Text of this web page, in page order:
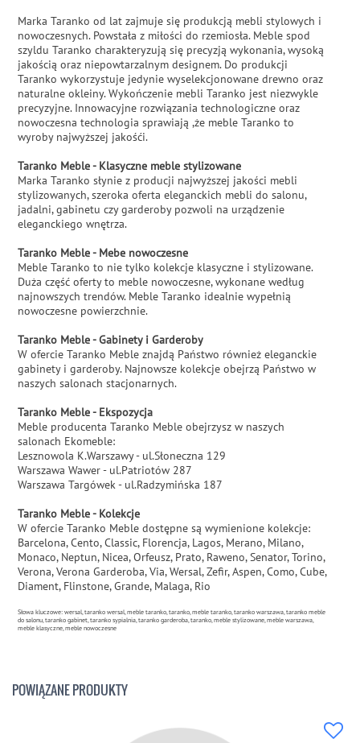
Marka Taranko od lat zajmuje się produkcją mebli stylowych i
nowoczesnych. Powstała z miłości do rzemiosła. Meble spod
szyldu Taranko charakteryzują się precyzją wykonania, wysoką
jakością oraz niepowtarzalnym designem. Do produkcji
Taranko wykorzystuje jedynie wyselekcjonowane drewno oraz
naturalne okleiny. Wykończenie mebli Taranko jest niezwykle
precyzyjne. Innowacyjne rozwiązania technologiczne oraz
nowoczesna technologia sprawiają ,że meble Taranko to
wyroby najwyższej jakośći.
Taranko Meble - Klasyczne meble stylizowane
Marka Taranko słynie z producji najwyższej jakości mebli
stylizowanych, szeroka oferta eleganckich mebli do salonu,
jadalni, gabinetu czy garderoby pozwoli na urządzenie
eleganckiego wnętrza.
Taranko Meble - Mebe nowoczesne
Meble Taranko to nie tylko kolekcje klasyczne i stylizowane.
Duża część oferty to meble nowoczesne, wykonane według
najnowszych trendów. Meble Taranko idealnie wypełnią
nowoczesne powierzchnie.
Taranko Meble - Gabinety i Garderoby
W ofercie Taranko Meble znajdą Państwo również eleganckie
gabinety i garderoby. Najnowsze kolekcje obejrzą Państwo w
naszych salonach stacjonarnych.
Taranko Meble - Ekspozycja
Meble producenta Taranko Meble obejrzysz w naszych
salonach Ekomeble:
Lesznowola K.Warszawy - ul.Słoneczna 129
Warszawa Wawer - ul.Patriotów 287
Warszawa Targówek - ul.Radzymińska 187
Taranko Meble - Kolekcje
W ofercie Taranko Meble dostępne są wymienione kolekcje:
Barcelona, Cento, Classic, Florencja, Lagos, Merano, Milano,
Monaco, Neptun, Nicea, Orfeusz, Prato, Raweno, Senator, Torino,
Verona, Verona Garderoba, Via, Wersal, Zefir, Aspen, Como, Cube,
Diament, Flinstone, Grande, Malaga, Rio
Słowa kluczowe: wersal, taranko wersal, meble taranko, taranko, meble taranko, taranko warszawa, taranko meble
do salonu, taranko gabinet, taranko sypialnia, taranko garderoba, taranko, meble stylizowane, meble warszawa,
meble klasyczne, meble nowoczesne
POWIĄZANE PRODUKTY